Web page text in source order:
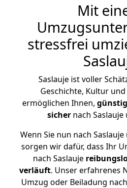
Mit
stressfrei
Saslauje ist voller
Geschichte, Kultur
ermöglichen Ihnen, günstig
sicher nach
Wenn Sie nun nach
sorgen wir dafür, dass Ihr
nach Saslauje
verläuft. Unser erfahrenes
Umzug oder Beiladung